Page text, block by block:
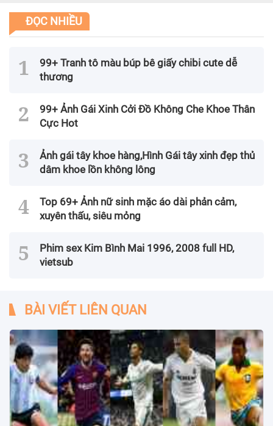
ĐỌC NHIỀU
99+ Tranh tô màu búp bê giấy chibi cute dễ
thương
99+ Ảnh Gái Xinh Cởi Đồ Không Che Khoe Thân
Cực Hot
Ảnh gái tây khoe hàng,Hình Gái tây xinh đẹp thủ
dâm khoe lồn không lông
Top 69+ Ảnh nữ sinh mặc áo dài phản cảm,
xuyên thấu, siêu mỏng
Phim sex Kim Bình Mai 1996, 2008 full HD,
vietsub
BÀI VIẾT LIÊN QUAN